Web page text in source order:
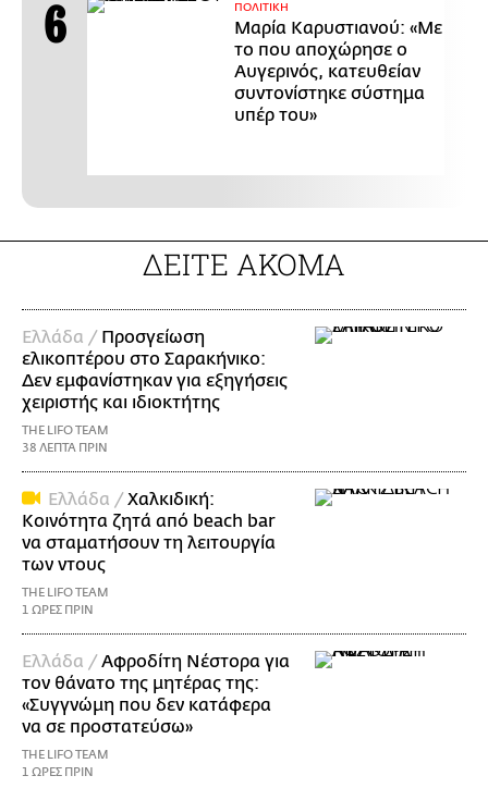
ΠΟΛΙΤΙΚΗ
Μαρία Καρυστιανού: «Με
το που αποχώρησε ο
Αυγερινός, κατευθείαν
συντονίστηκε σύστημα
υπέρ του»
ΔΕΙΤΕ ΑΚΟΜΑ
Ελλάδα / Προσγείωση
ελικοπτέρου στο Σαρακήνικο:
Δεν εμφανίστηκαν για εξηγήσεις
χειριστής και ιδιοκτήτης
THE LIFO TEAM
38 ΛΕΠΤΑ ΠΡΙΝ
Ελλάδα / Χαλκιδική:
Κοινότητα ζητά από beach bar
να σταματήσουν τη λειτουργία
των ντους
THE LIFO TEAM
1 ΩΡΕΣ ΠΡΙΝ
Ελλάδα / Αφροδίτη Νέστορα για
τον θάνατο της μητέρας της:
«Συγγνώμη που δεν κατάφερα
να σε προστατεύσω»
THE LIFO TEAM
1 ΩΡΕΣ ΠΡΙΝ